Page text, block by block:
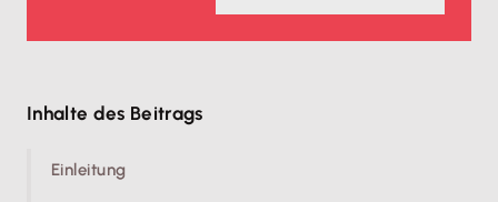
Inhalte des Beitrags
Einleitung